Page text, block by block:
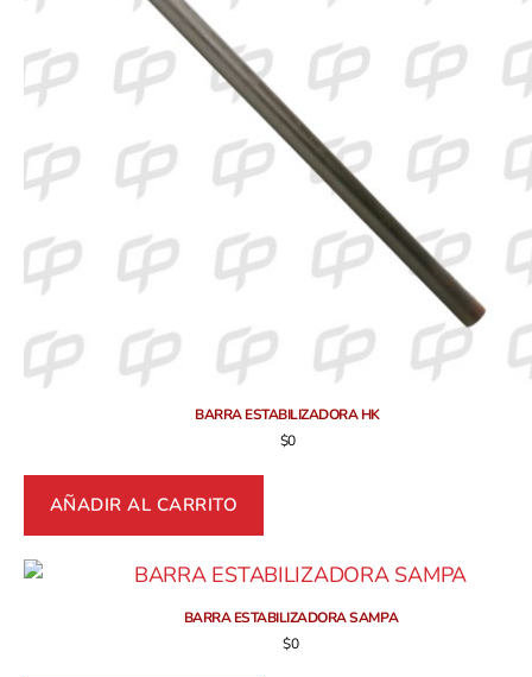
BARRA ESTABILIZADORA HK
$0
AÑADIR AL CARRITO
BARRA ESTABILIZADORA SAMPA
$0